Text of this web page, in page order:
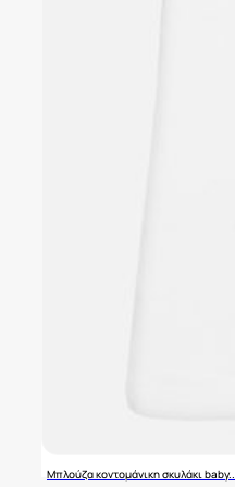
Μπλούζα κοντομάνικη σκυλάκι baby..